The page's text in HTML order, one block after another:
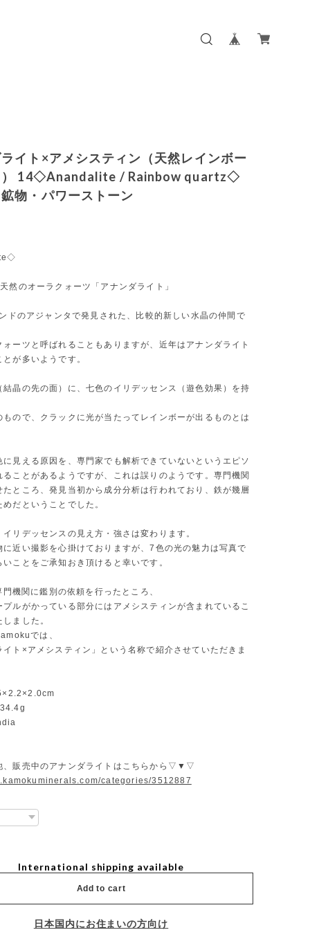
イト×アメシスティン（天然レインボー
） 14◇Anandalite / Rainbow quartz◇
物・パワーストーン
然のオーラクォーツ「アナンダライト」
ドのアジャンタで発見された、比較的新しい水晶の仲間で
ォーツと呼ばれることもありますが、近年はアナンダライト
が多いようです。
結晶の先の面）に、七色のイリデッセンス（遊色効果）を持
もので、クラックに光が当たってレインボーが出るものとは
に見える原因を、専門家でも解析できていないというエピソ
ることがあるようですが、これは誤りのようです。専門機関
たところ、発見当初から成分分析は行われており、鉄が幾層
だということでした。
リデッセンスの見え方・強さは変わります。
に近い撮影を心掛けておりますが、7色の光の魅力は写真で
ことをご承知おき頂けると幸いです。
機関に鑑別の依頼を行ったところ、
プルがかっている部分にはアメシスティンが含まれているこ
ました。
では、
イト×アメシスティン」という名称で紹介させていただきま
販売中のアナンダライトはこちらから▽▼▽
categories/3512887
International shipping available
Add to cart
日本国内にお住まいの方向け